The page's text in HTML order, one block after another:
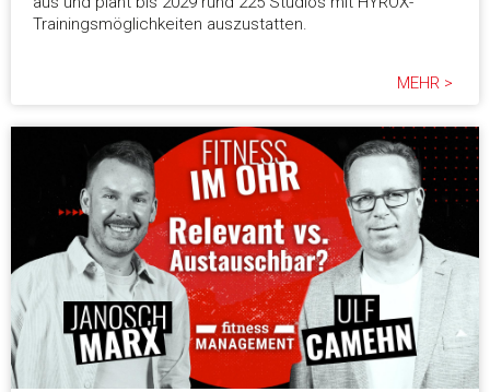
Trainingsmöglichkeiten auszustatten.
MEHR >